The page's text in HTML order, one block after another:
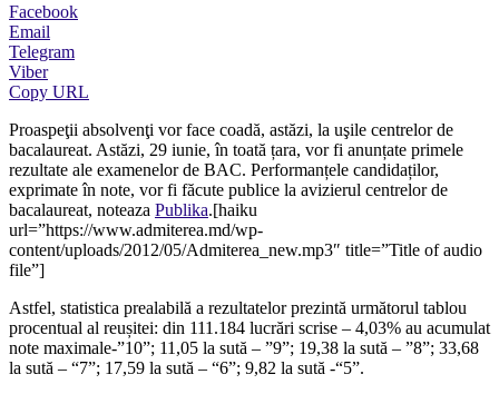
Facebook
Email
Telegram
Viber
Copy URL
Proaspeţii absolvenţi vor face coadă, astăzi, la uşile centrelor de
bacalaureat. Astăzi, 29 iunie, în toată țara, vor fi anunțate primele
rezultate ale examenelor de BAC. Performanțele candidaților,
exprimate în note, vor fi făcute publice la avizierul centrelor de
bacalaureat, noteaza Publika.[haiku
url=”https://www.admiterea.md/wp-
content/uploads/2012/05/Admiterea_new.mp3″ title=”Title of audio
file”]
Astfel, statistica prealabilă a rezultatelor prezintă următorul tablou
procentual al reușitei: din 111.184 lucrări scrise – 4,03% au acumulat
note maximale-”10”; 11,05 la sută – ”9”; 19,38 la sută – ”8”; 33,68
la sută – “7”; 17,59 la sută – “6”; 9,82 la sută -“5”.